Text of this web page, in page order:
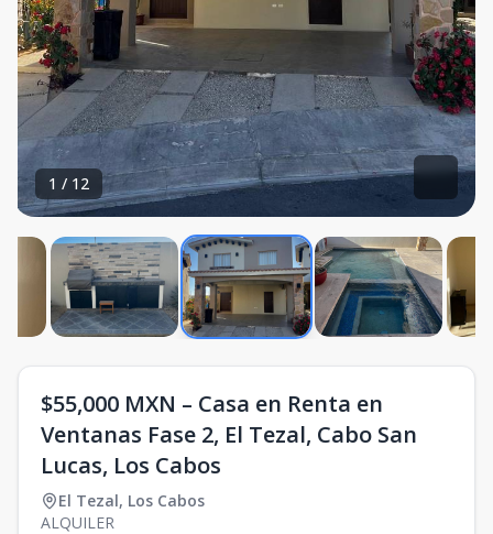
1 / 12
$55,000 MXN – Casa en Renta en
Ventanas Fase 2, El Tezal, Cabo San
Lucas, Los Cabos
El Tezal, Los Cabos
ALQUILER